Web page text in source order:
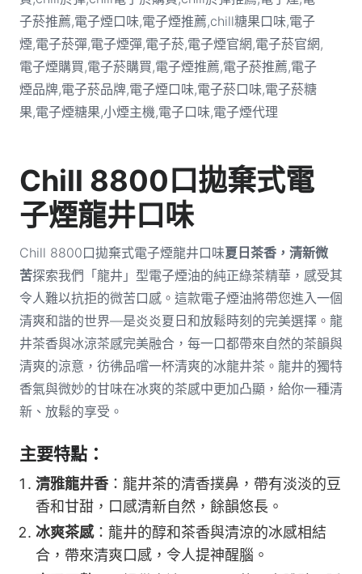
Chill 8800口拋棄式電
子煙龍井口味
Chill 8800口拋棄式電子煙龍井口味夏日茶香，清新微
苦探索我們「龍井」型電子煙油的純正綠茶精華，感受其
令人難以抗拒的微苦口感。這款電子煙油將帶您進入一個
清爽和諧的世界—是炎炎夏日和放鬆時刻的完美選擇。龍
井茶香與冰涼茶感完美融合，每一口都帶來自然的茶韻與
清爽的涼意，彷彿品嚐一杯清爽的冰龍井茶。龍井的獨特
香氣與微妙的甘味在冰爽的茶感中更加凸顯，給你一種清
新、放鬆的享受。
主要特點：
清雅龍井香：龍井茶的清香撲鼻，帶有淡淡的豆
香和甘甜，口感清新自然，餘韻悠長。
冰爽茶感：龍井的醇和茶香與清涼的冰感相結
合，帶來清爽口感，令人提神醒腦。